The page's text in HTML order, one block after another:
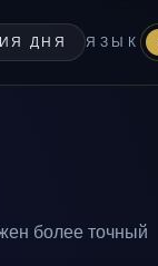
ДНЯ ЯЗЫК
более точный